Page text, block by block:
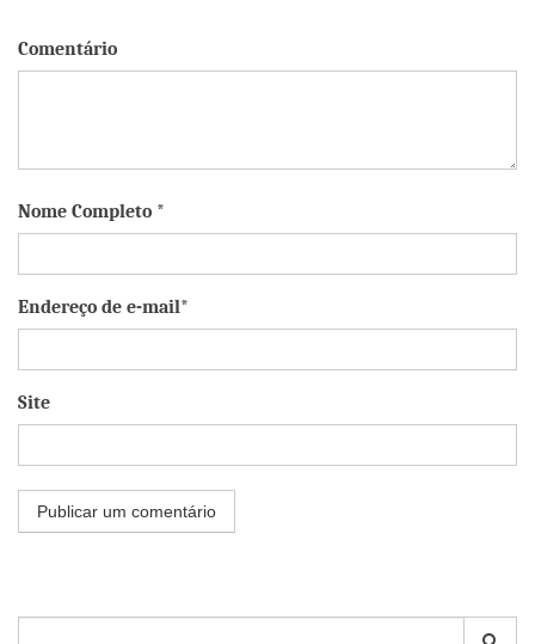
Comentário
Nome Completo *
Endereço de e-mail*
Site